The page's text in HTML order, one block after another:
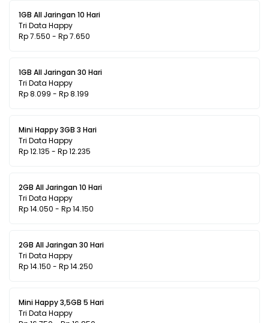
1GB All Jaringan 10 Hari
Tri Data Happy
Rp 7.550 - Rp 7.650
1GB All Jaringan 30 Hari
Tri Data Happy
Rp 8.099 - Rp 8.199
Mini Happy 3GB 3 Hari
Tri Data Happy
Rp 12.135 - Rp 12.235
2GB All Jaringan 10 Hari
Tri Data Happy
Rp 14.050 - Rp 14.150
2GB All Jaringan 30 Hari
Tri Data Happy
Rp 14.150 - Rp 14.250
Mini Happy 3,5GB 5 Hari
Tri Data Happy